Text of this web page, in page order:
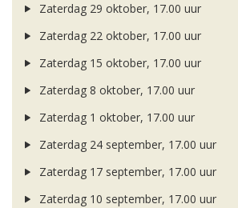
Zaterdag 29 oktober, 17.00 uur
Zaterdag 22 oktober, 17.00 uur
Zaterdag 15 oktober, 17.00 uur
Zaterdag 8 oktober, 17.00 uur
Zaterdag 1 oktober, 17.00 uur
Zaterdag 24 september, 17.00 uur
Zaterdag 17 september, 17.00 uur
Zaterdag 10 september, 17.00 uur